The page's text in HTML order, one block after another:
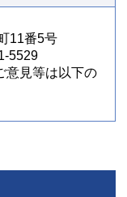
11番5号
5529
意見等は以下の